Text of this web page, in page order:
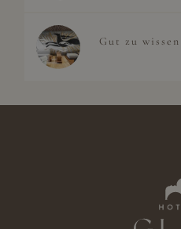
Gut zu wissen